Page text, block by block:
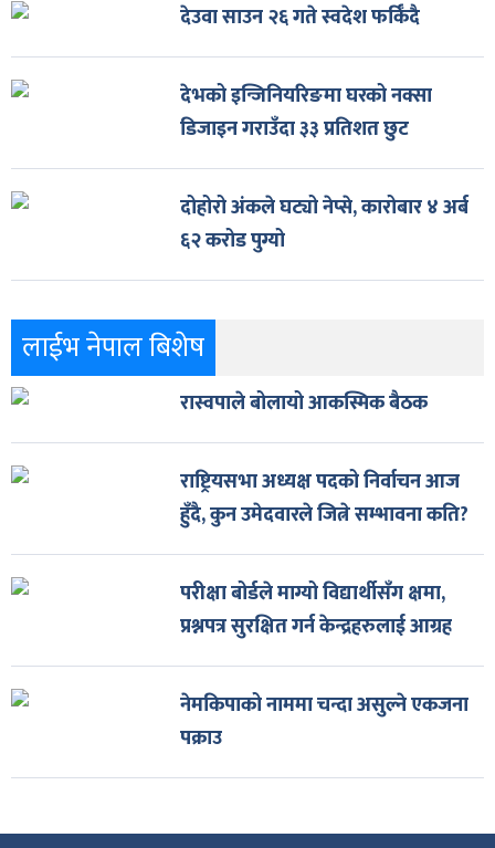
देउवा साउन २६ गते स्वदेश फर्किँदै
देभको इन्जिनियरिङमा घरको नक्सा
डिजाइन गराउँदा ३३ प्रतिशत छुट
दोहोरो अंकले घट्यो नेप्से, कारोबार ४ अर्ब
६२ करोड पुग्यो
लाईभ नेपाल बिशेष
रास्वपाले बोलायो आकस्मिक बैठक
राष्ट्रियसभा अध्यक्ष पदको निर्वाचन आज
हुँदै, कुन उमेदवारले जित्ने सम्भावना कति?
परीक्षा बोर्डले माग्यो विद्यार्थीसँग क्षमा,
प्रश्नपत्र सुरक्षित गर्न केन्द्रहरुलाई आग्रह
नेमकिपाको नाममा चन्दा असुल्ने एकजना
पक्राउ